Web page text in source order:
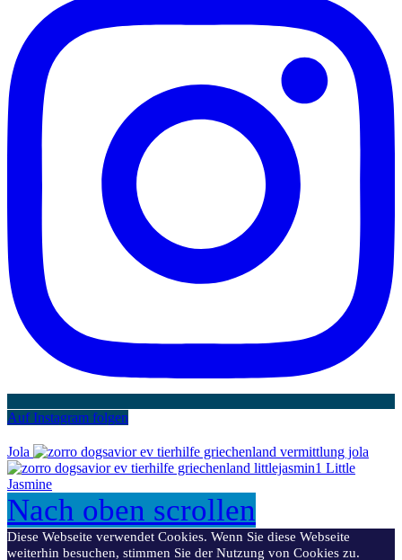
Auf Instagram folgen
Jola
Little
Jasmine
Nach oben scrollen
Diese Webseite verwendet Cookies. Wenn Sie diese Webseite
weiterhin besuchen, stimmen Sie der Nutzung von Cookies zu.